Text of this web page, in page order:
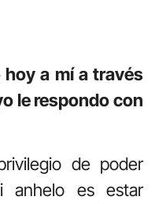
a mí a través
le respondo con
de poder
anhelo es estar